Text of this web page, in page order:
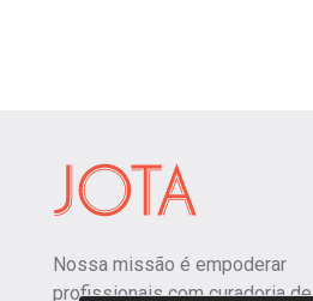
Nossa missão é empoderar
profissionais com curadoria de